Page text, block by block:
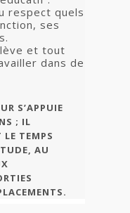
respect quels
ses
et tout
dans de
S’APPUIE
; IL
TEMPS
AU